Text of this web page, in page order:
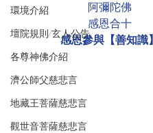
環境介紹
壇院規則/玄人公告
各尊神佛介紹
濟公師父慈悲言
地藏王菩薩慈悲言
觀世音菩薩慈悲言
阿彌陀佛
感恩合十
感恩參與【善知識】